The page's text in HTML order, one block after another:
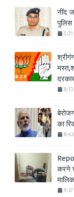
नींद
पुलिस
का
करने